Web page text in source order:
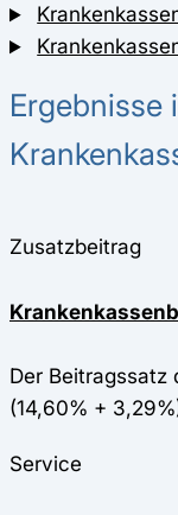
Ergebnisse
Zusatzbeitrag
Der Beitragssatz
(14,60% +
Service